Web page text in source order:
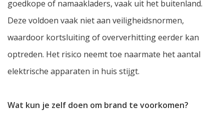
goedkope of namaakladers, vaak uit het buitenland.
Deze voldoen vaak niet aan veiligheidsnormen,
waardoor kortsluiting of oververhitting eerder kan
optreden. Het risico neemt toe naarmate het aantal
elektrische apparaten in huis stijgt.
Wat kun je zelf doen om brand te voorkomen?